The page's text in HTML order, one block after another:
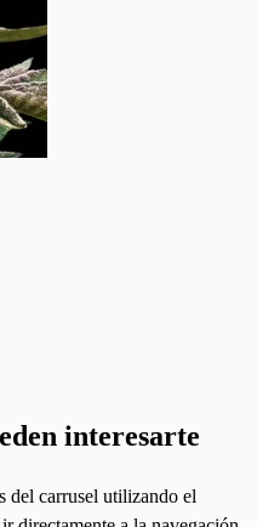
interesarte
del carrusel utilizando el